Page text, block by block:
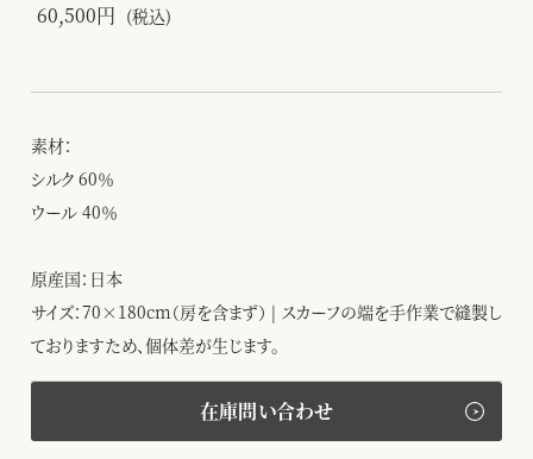
60,500円 (税込)
素材：
シルク 60％
ウール 40％
原産国：日本
サイズ：70×180cm（房を含まず） | スカーフの端を手作業で縫製し
ておりますため、個体差が生じます。
在庫問い合わせ